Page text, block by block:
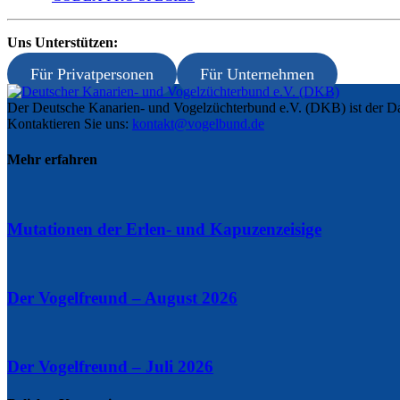
Uns Unterstützen:
Für Privatpersonen Für Unternehmen
Der Deutsche Kanarien- und Vogelzüchterbund e.V. (DKB) ist der
Kontaktieren Sie uns: kontakt@vogelbund.de
Mehr erfahren
Mutationen der Erlen- und Kapuzenzeisige
Der Vogelfreund – August 2026
Der Vogelfreund – Juli 2026